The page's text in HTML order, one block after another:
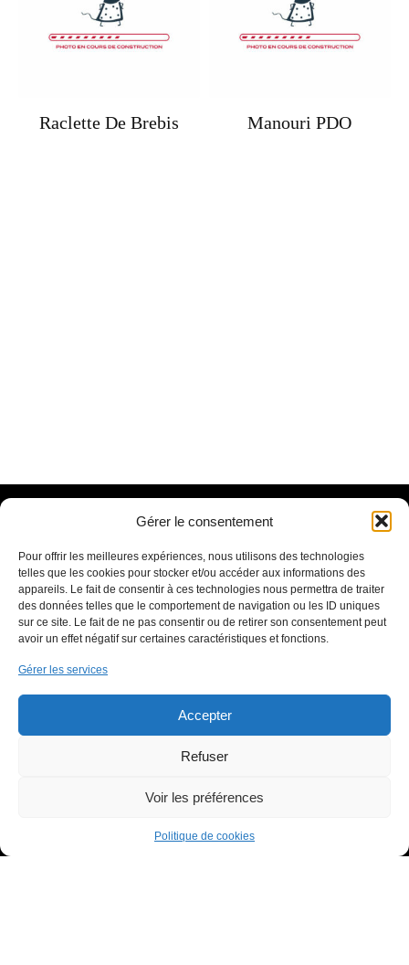
Gérer le consentement
Pour offrir les meilleures expériences, nous utilisons des technologies
telles que les cookies pour stocker et/ou accéder aux informations des
appareils. Le fait de consentir à ces technologies nous permettra de traiter
des données telles que le comportement de navigation ou les ID uniques
sur ce site. Le fait de ne pas consentir ou de retirer son consentement peut
avoir un effet négatif sur certaines caractéristiques et fonctions.
Gérer les services
Accepter
Refuser
Voir les préférences
Politique de cookies
Raclette De Brebis Manouri PDO
03 85 31 80 92
06 70 81 40 38
73 route de Lyon ZAC Sud, 71000 Mâcon, FRANCE
Informations
Mentions légales